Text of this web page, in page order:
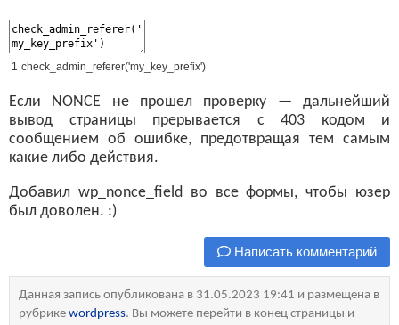
1 check_admin_referer('my_key_prefix')
Если NONCE не прошел проверку — дальнейший
вывод страницы прерывается с 403 кодом и
сообщением об ошибке, предотвращая тем самым
какие либо действия.
Добавил wp_nonce_field во все формы, чтобы юзер
был доволен. :)
Написать комментарий
Данная запись опубликована в 31.05.2023 19:41 и размещена в
рубрике wordpress. Вы можете перейти в конец страницы и